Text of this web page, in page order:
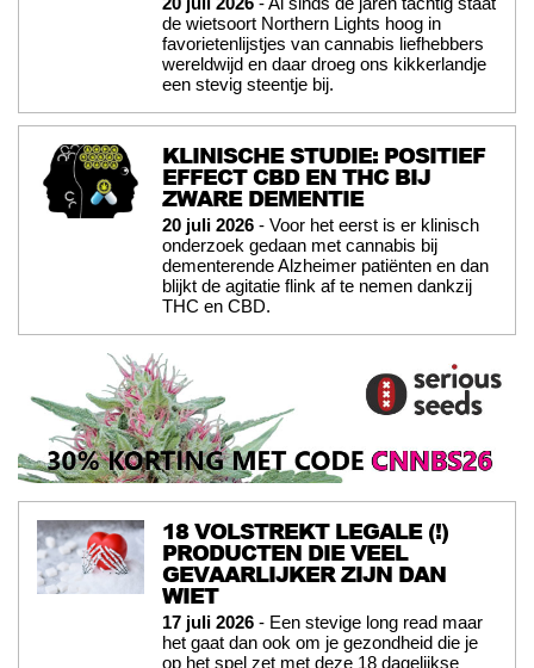
de wietsoort Northern Lights hoog in
favorietenlijstjes van cannabis liefhebbers
wereldwijd en daar droeg ons kikkerlandje
een stevig steentje bij.
KLINISCHE STUDIE: POSITIEF
EFFECT CBD EN THC BIJ
ZWARE DEMENTIE
20 juli 2026 - Voor het eerst is er klinisch
onderzoek gedaan met cannabis bij
dementerende Alzheimer patiënten en dan
blijkt de agitatie flink af te nemen dankzij
THC en CBD.
18 VOLSTREKT LEGALE (!)
PRODUCTEN DIE VEEL
GEVAARLIJKER ZIJN DAN
WIET
17 juli 2026 - Een stevige long read maar
het gaat dan ook om je gezondheid die je
op het spel zet met deze 18 dagelijkse